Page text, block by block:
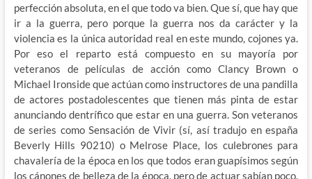
perfección absoluta, en el que todo va bien. Que sí, que hay que
ir a la guerra, pero porque la guerra nos da carácter y la
violencia es la única autoridad real en este mundo, cojones ya.
Por eso el reparto está compuesto en su mayoría por
veteranos de películas de acción como Clancy Brown o
Michael Ironside que actúan como instructores de una pandilla
de actores postadolescentes que tienen más pinta de estar
anunciando dentrífico que estar en una guerra. Son veteranos
de series como Sensación de Vivir (sí, así tradujo en españa
Beverly Hills 90210) o Melrose Place, los culebrones para
chavalería de la época en los que todos eran guapísimos según
los cánones de belleza de la época, pero de actuar sabían poco.